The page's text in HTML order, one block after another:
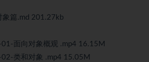
象篇.md 201.27kb
面向对象概观 .mp4 16.15M
02-类和对象 .mp4 15.05M